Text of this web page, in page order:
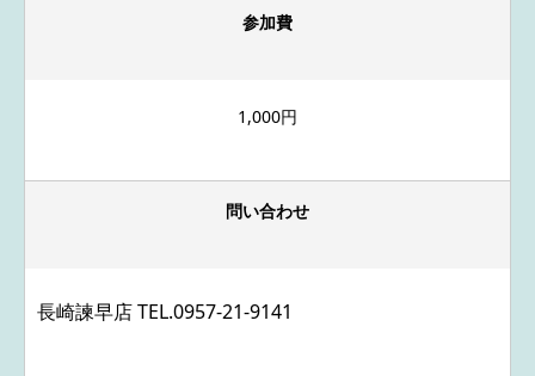
参加費
1,000円
問い合わせ
長崎諫早店 TEL.0957-21-9141